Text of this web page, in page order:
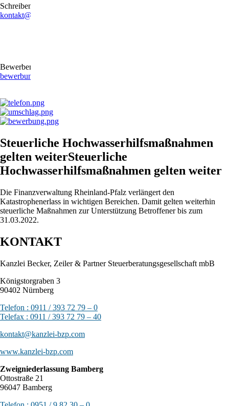
Schreiben Sie uns gerne eine E-Mail
kontakt@stb-becker-zeiler.de
Bewerben Sie sich online oder per E-Mail
bewerbung@stb-becker-zeiler.de
Steuerliche Hochwasserhilfsmaßnahmen
gelten weiterSteuerliche
Hochwasserhilfsmaßnahmen gelten weiter
Die Finanzverwaltung Rheinland-Pfalz verlängert den
Katastrophenerlass in wichtigen Bereichen. Damit gelten weiterhin
steuerliche Maßnahmen zur Unterstützung Betroffener bis zum
31.03.2022.
KONTAKT
Kanzlei Becker, Zeiler & Partner Steuerberatungsgesellschaft mbB
Königstorgraben 3
90402 Nürnberg
Telefon : 0911 / 393 72 79 – 0
Telefax : 0911 / 393 72 79 – 40
kontakt@kanzlei-bzp.com
www.kanzlei-bzp.com
Zweigniederlassung Bamberg
Ottostraße 21
96047 Bamberg